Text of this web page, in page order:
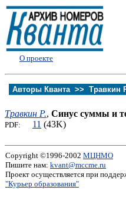
О проекте
Авторы Кванта >> Травкин
Травкин Р., Синус суммы и
PDF: 11 (43K)
Copyright ©1996-2002 МЦНМО
Пишите нам: kvant@mccme.ru
Проект осуществляется при
"Курьер образования"